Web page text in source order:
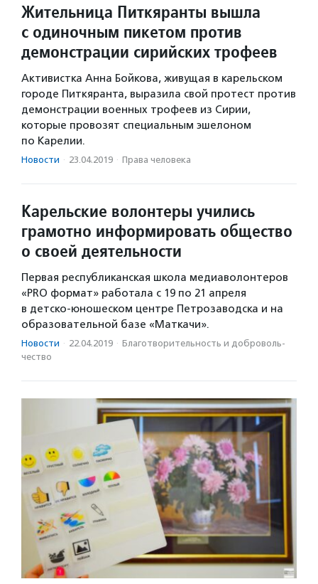
Жительница Питкяранты вышла
с одиночным пикетом против
демонстрации сирийских трофеев
Активистка Анна Бойкова, живущая в карельском
городе Питкяранта, выразила свой протест против
демонстрации военных трофеев из Сирии,
которые провозят специальным эшелоном
по Карелии.
Новости · 23.04.2019 · Права человека
Карельские волонтеры учились
грамотно информировать общество
о своей деятельности
Первая республиканская школа медиаволонтеров
«PRO формат» работала с 19 по 21 апреля
в детско-юношеском центре Петрозаводска и на
образовательной базе «Маткачи».
Новости · 22.04.2019 · Благотвори­тель­ность и доброволь­
чест­во